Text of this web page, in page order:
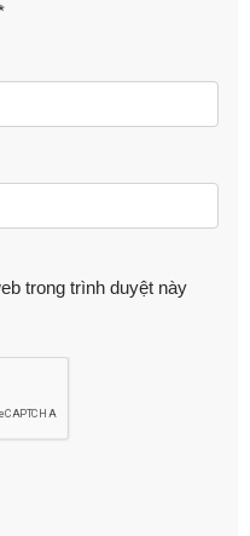
trong trình duyệt này